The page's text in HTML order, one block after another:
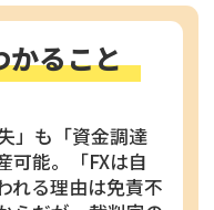
かること
」も「資金調達
可能。「FXは自
れる理由は免責不